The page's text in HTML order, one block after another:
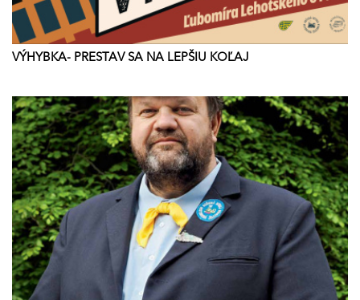
VÝHYBKA- PRESTAV SA NA LEPŠIU KOĽAJ